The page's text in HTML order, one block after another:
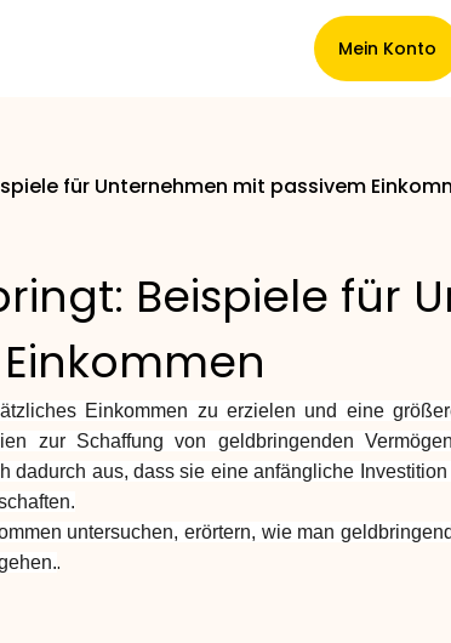
Mein Konto
für Unternehmen mit passivem
Beispiele für
Einkommen zu erzielen und eine
zur Schaffung von geldbringenden
aus, dass sie eine anfängliche
untersuchen, erörtern, wie man
.